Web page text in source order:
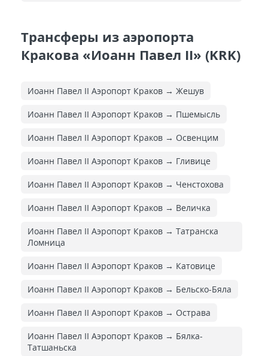
Трансферы из аэропорта
Кракова «Иоанн Павел ІІ» (KRK)
Иоанн Павел II Аэропорт Краков → Жешув
Иоанн Павел II Аэропорт Краков → Пшемысль
Иоанн Павел II Аэропорт Краков → Освенцим
Иоанн Павел II Аэропорт Краков → Гливице
Иоанн Павел II Аэропорт Краков → Ченстохова
Иоанн Павел II Аэропорт Краков → Величка
Иоанн Павел II Аэропорт Краков → Татранска
Ломница
Иоанн Павел II Аэропорт Краков → Катовице
Иоанн Павел II Аэропорт Краков → Бельско-Бяла
Иоанн Павел II Аэропорт Краков → Острава
Иоанн Павел II Аэропорт Краков → Бялка-
Татшаньска